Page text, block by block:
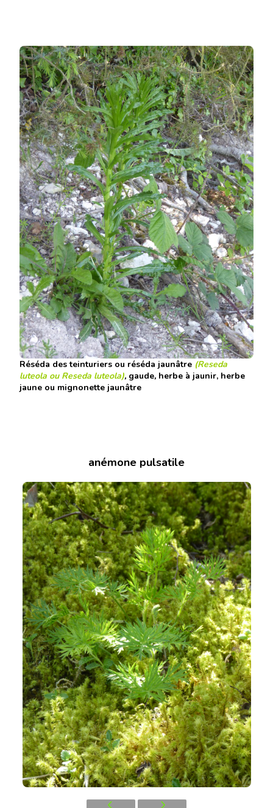
Réséda des teinturiers ou réséda jaunâtre (Reseda
luteola ou Reseda luteola), gaude, herbe à jaunir, herbe
jaune ou mignonette jaunâtre
anémone pulsatile